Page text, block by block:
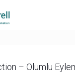
– Olumlu